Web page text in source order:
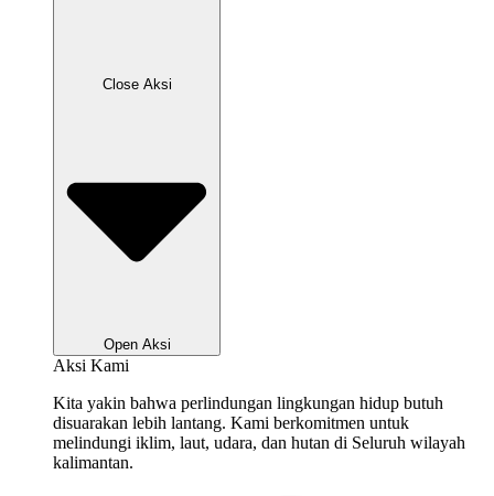
Close Aksi
Open Aksi
Aksi Kami
Kita yakin bahwa perlindungan lingkungan hidup butuh
disuarakan lebih lantang. Kami berkomitmen untuk
melindungi iklim, laut, udara, dan hutan di Seluruh wilayah
kalimantan.